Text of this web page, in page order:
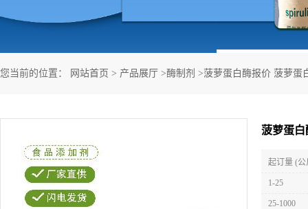
您当前的位置： 网站首页 > 产品展厅 >酶制剂 >菠萝蛋白酶报价 菠萝蛋
菠萝蛋白
起订量 (公
1-25
25-1000